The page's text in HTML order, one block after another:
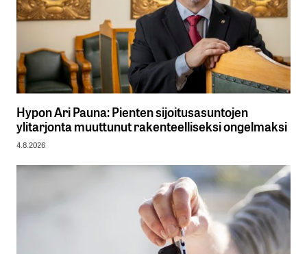
Hypon Ari Pauna: Pienten sijoitusasuntojen
ylitarjonta muuttunut rakenteelliseksi ongelmaksi
4.8.2026